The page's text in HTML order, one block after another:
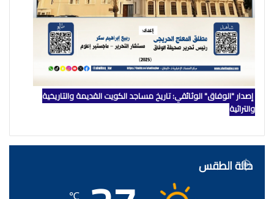
إصدار "الوفاق" الوثائقي: تاريخ مساجد الكويت القديمة والتاريخية
والتراثية
حالة الطقس